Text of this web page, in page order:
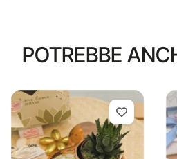
POTREBBE